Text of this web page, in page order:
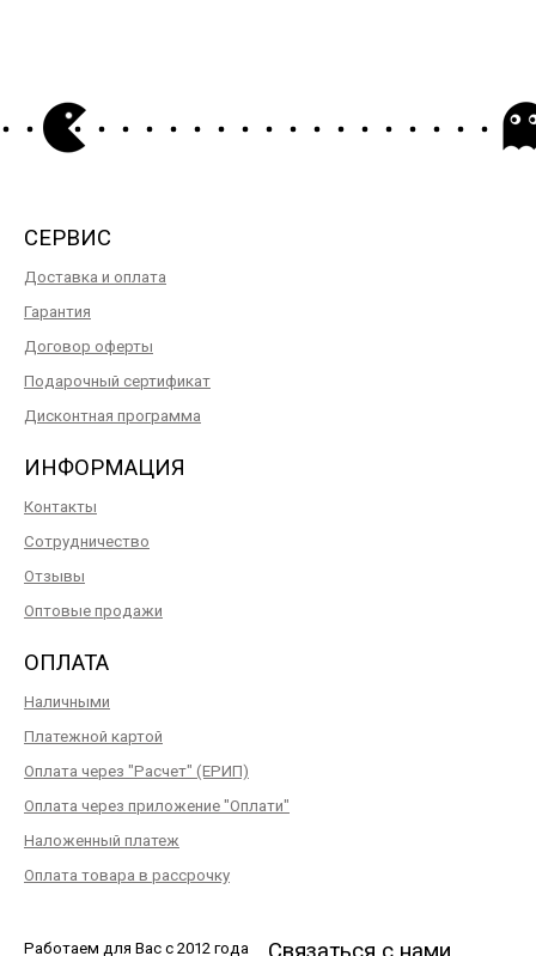
СЕРВИС
Доставка и оплата
Гарантия
Договор оферты
Подарочный сертификат
Дисконтная программа
ИНФОРМАЦИЯ
Контакты
Сотрудничество
Отзывы
Оптовые продажи
ОПЛАТА
Наличными
Платежной картой
Оплата через "Расчет" (ЕРИП)
Оплата через приложение "Оплати"
Наложенный платеж
Оплата товара в рассрочку
Работаем для Вас с 2012 года Связаться с нами